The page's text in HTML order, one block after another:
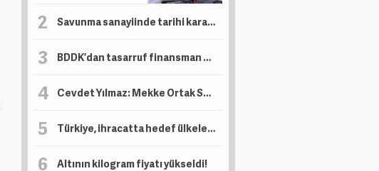
Savunma sanayiinde tarihi karar! İki dev milli motor için birleşiyor
BDDK’dan tasarruf finansman düzenlemesi! Taşıt, konut ve iş yerinde limitler değişti
Cevdet Yılmaz: Mekke Ortak Savunma Anlaşması tarihi bir adımdır
Türkiye, ihracatta hedef ülkelere 6 ayda 94 milyar dolarlık satış yaptı
Altının kilogram fiyatı yükseldi!